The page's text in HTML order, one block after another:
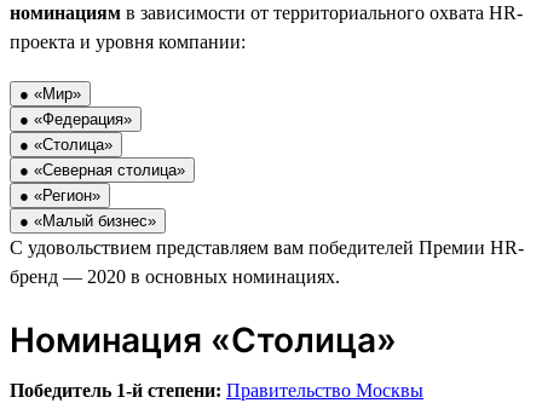
номинациям в зависимости от территориального охвата HR-
проекта и уровня компании:
● «Мир»
● «Федерация»
● «Столица»
● «Северная столица»
● «Регион»
● «Малый бизнес»
С удовольствием представляем вам победителей Премии HR-
бренд — 2020 в основных номинациях.
Номинация «Столица»
Победитель 1-й степени: Правительство Москвы